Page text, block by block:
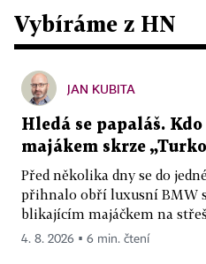
Vybíráme z HN
JAN KUBITA
Hledá se papaláš.
majákem skrze
Před několika dny se do
přihnalo obří luxusní BMW
blikajícím majáčkem na
4. 8. 2026 ▪ 6 min. čtení